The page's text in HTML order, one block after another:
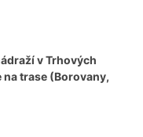
v Trhových
trase (Borovany,